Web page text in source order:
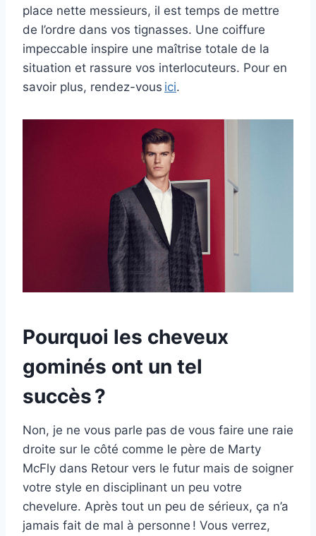
place nette messieurs, il est temps de mettre
de l’ordre dans vos tignasses. Une coiffure
impeccable inspire une maîtrise totale de la
situation et rassure vos interlocuteurs. Pour en
savoir plus, rendez-vous ici.
Pourquoi les cheveux
gominés ont un tel
succès ?
Non, je ne vous parle pas de vous faire une raie
droite sur le côté comme le père de Marty
McFly dans Retour vers le futur mais de soigner
votre style en disciplinant un peu votre
chevelure. Après tout un peu de sérieux, ça n’a
jamais fait de mal à personne ! Vous verrez,